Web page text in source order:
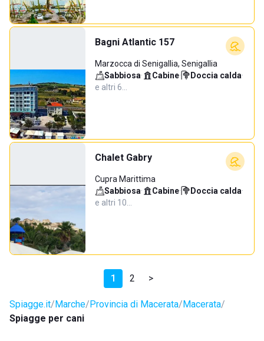
Bagni Atlantic 157
Marzocca di Senigallia, Senigallia
Sabbiosa· Cabine· Doccia calda·
e altri 6…
Chalet Gabry
Cupra Marittima
Sabbiosa· Cabine· Doccia calda·
e altri 10…
1 2 >
Spiagge.it Marche Provincia di Macerata Macerata
Spiagge per cani